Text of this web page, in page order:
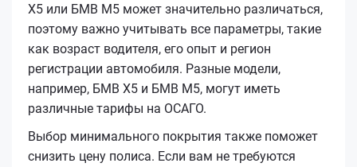
Х5 или БМВ М5 может значительно различаться,
поэтому важно учитывать все параметры, такие
как возраст водителя, его опыт и регион
регистрации автомобиля. Разные модели,
например, БМВ Х5 и БМВ М5, могут иметь
различные тарифы на ОСАГО.
Выбор минимального покрытия также поможет
снизить цену полиса. Если вам не требуются